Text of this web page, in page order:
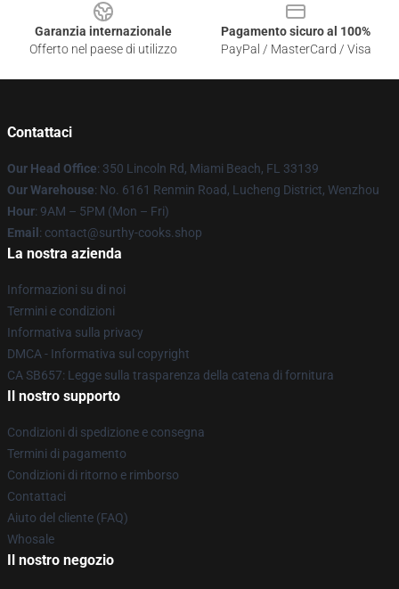
Garanzia internazionale
Offerto nel paese di utilizzo
Pagamento sicuro al 100%
PayPal / MasterCard / Visa
Contattaci
Our Head Office: 350 Lincoln Rd, Miami Beach, FL 33139
Our Warehouse: No. 6161 Renmin Road, Lucheng District, Wenzhou
Hour: 9AM – 5PM (Mon – Fri)
Email : contact@surthy-cooks.shop
La nostra azienda
Informazioni su di noi
Termini e condizioni
Informativa sulla privacy
DMCA - Informativa sul copyright
CA SB657: Legge sulla trasparenza della catena di fornitura
Il nostro supporto
Condizioni di spedizione e consegna
Termini di pagamento
Condizioni di ritorno e rimborso
Contattaci
Aiuto del cliente (FAQ)
Whosale
Il nostro negozio